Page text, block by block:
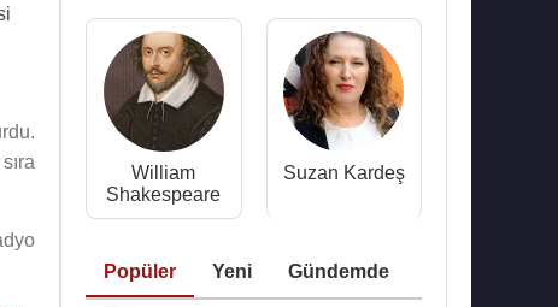
William
Shakespeare
Suzan Kardeş
Popüler Yeni Gündemde